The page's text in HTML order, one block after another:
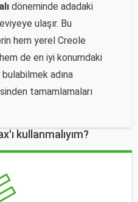
döneminde adadaki
ulaşır. Bu
hem yerel Creole
de en iyi konumdaki
adına
tamamlamaları
kullanmalıyım?